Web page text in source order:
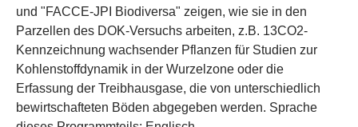
und "FACCE-JPI Biodiversa" zeigen, wie sie in den
Parzellen des DOK-Versuchs arbeiten, z.B. 13CO2-
Kennzeichnung wachsender Pflanzen für Studien zur
Kohlenstoffdynamik in der Wurzelzone oder die
Erfassung der Treibhausgase, die von unterschiedlich
bewirtschafteten Böden abgegeben werden. Sprache